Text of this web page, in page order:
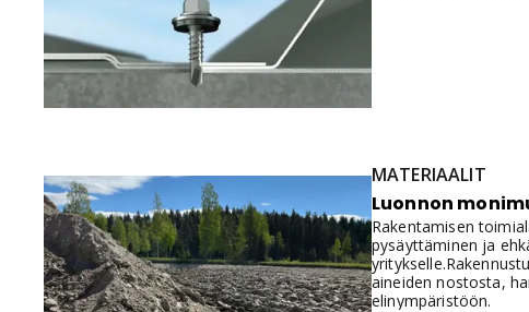
MATERIAALIT
Luonnon
Rakentamisen
pysäyttäminen ja
aineiden nostosta,
elinympäristöön.